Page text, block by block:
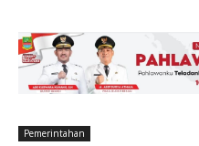
Pemerintahan